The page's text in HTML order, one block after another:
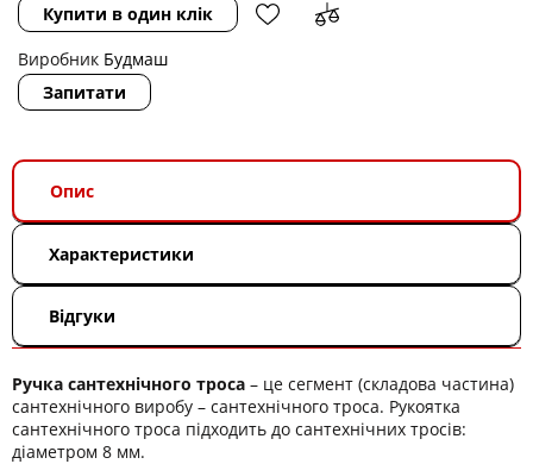
Купити в один клік
Виробник Будмаш
Запитати
Опис
Характеристики
Відгуки
Ручка сантехнічного троса – це сегмент (складова частина)
сантехнічного виробу – сантехнічного троса. Рукоятка
сантехнічного троса підходить до сантехнічних тросів:
діаметром 8 мм.